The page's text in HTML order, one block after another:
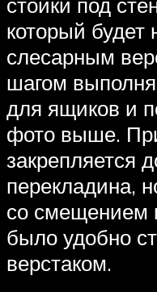
который будет
слесарным
шагом
для ящиков и
фото выше.
закрепляется
перекладина,
со смещением
было удобно
верстаком.